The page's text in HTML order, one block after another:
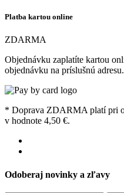
Platba kartou online
ZDARMA
Objednávku zaplatíte kartou
objednávku na príslušnú adresu.
* Doprava ZDARMA platí pri
v hodnote 4,50 €.
Odoberaj novinky a zľavy